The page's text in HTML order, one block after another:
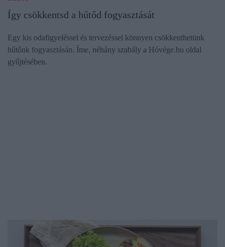
Így csökkentsd a hűtőd fogyasztását
Egy kis odafigyeléssel és tervezéssel könnyen csökkenthetünk
hűtőnk fogyasztásán. Íme, néhány szabály a Hóvége.hu oldal
gyűjtésében.